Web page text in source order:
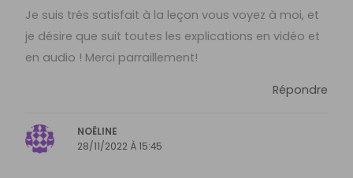
Je suis trés satisfait à la leçon vous voyez à moi, et
je désire que suit toutes les explications en vidéo et
en audio ! Merci parraillement!
Répondre
NOËLINE
28/11/2022 À 15:45